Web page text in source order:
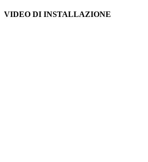
VIDEO DI INSTALLAZIONE